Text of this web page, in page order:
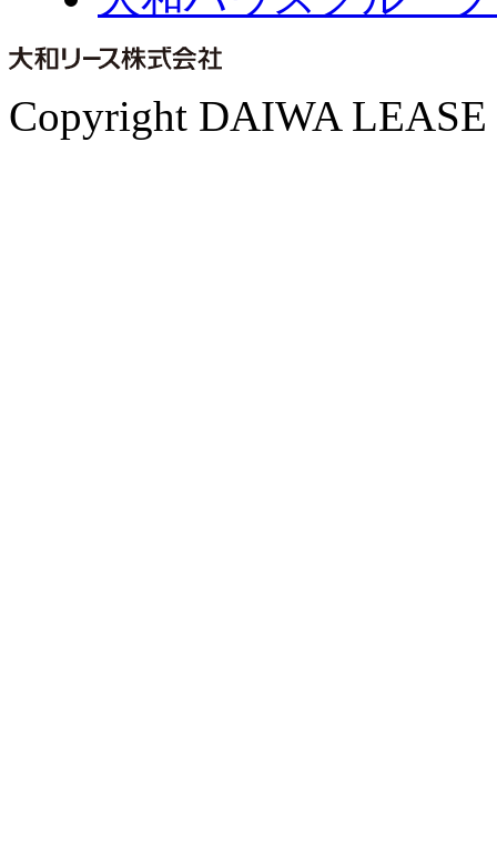
Copyright DAIWA